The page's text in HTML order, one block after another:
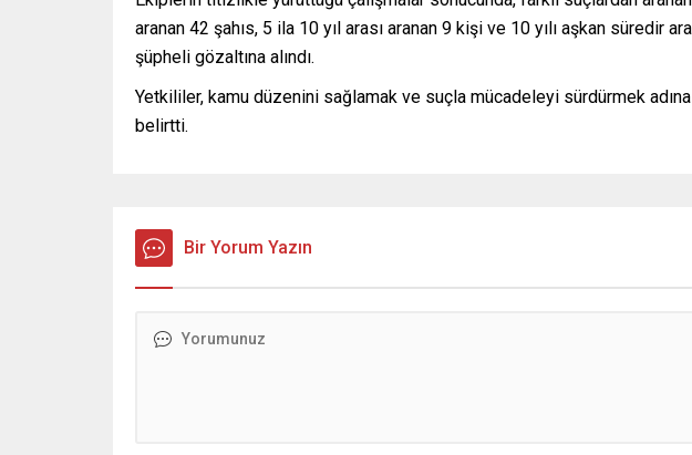
aranan 42 şahıs, 5 ila 10 yıl arası aranan 9 kişi ve 10 yılı aşkan süredir
şüpheli gözaltına alındı.
Yetkililer, kamu düzenini sağlamak ve suçla mücadeleyi sürdürmek
belirtti.
Bir Yorum Yazın